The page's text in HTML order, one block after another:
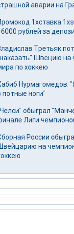
аварии на
1хставка
рублей за
Третьяк
Швецию на
по хоккею
Нурмагомедов:
потные ноги"
обыграл
Лиги
России
на